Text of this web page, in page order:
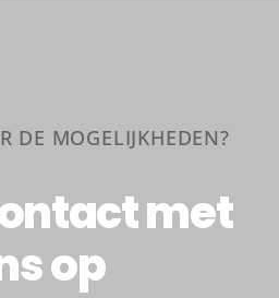
DE MOGELIJKHEDEN?
met
op